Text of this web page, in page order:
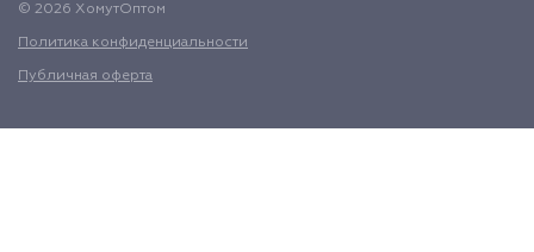
© 2026 ХомутОптом
Политика конфиденциальности
Публичная оферта